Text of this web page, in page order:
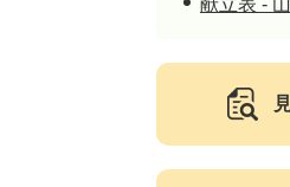
献立表 -